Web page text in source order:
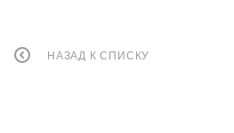
НАЗАД К СПИСКУ